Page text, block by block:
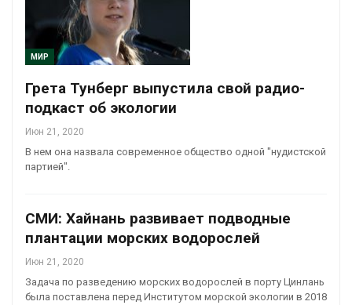
МИР
Грета Тунберг выпустила свой радио-
подкаст об экологии
Июн 21, 2020
В нем она назвала современное общество одной "нудистской
партией".
СМИ: Хайнань развивает подводные
плантации морских водорослей
Июн 21, 2020
Задача по разведению морских водорослей в порту Цинлань
была поставлена перед Институтом морской экологии в 2018